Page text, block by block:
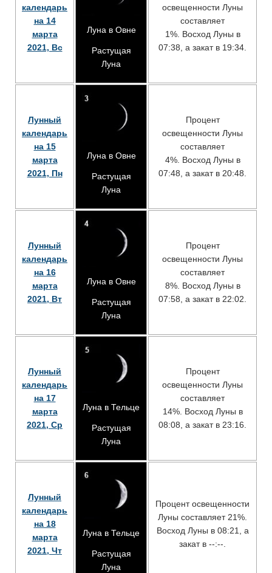
календарь
на 14
марта
2021, Вс
Луна в Овне
Растущая
Луна
освещенности Луны
составляет
1%. Восход Луны в
07:38, а закат в 19:34.
Лунный
календарь
на 15
марта
2021, Пн
Луна в Овне
Растущая
Луна
Процент
освещенности Луны
составляет
4%. Восход Луны в
07:48, а закат в 20:48.
Лунный
календарь
на 16
марта
2021, Вт
Луна в Овне
Растущая
Луна
Процент
освещенности Луны
составляет
8%. Восход Луны в
07:58, а закат в 22:02.
Лунный
календарь
на 17
марта
2021, Ср
Луна в Тельце
Растущая
Луна
Процент
освещенности Луны
составляет
14%. Восход Луны в
08:08, а закат в 23:16.
Лунный
календарь
на 18
марта
2021, Чт
Луна в Тельце
Растущая
Луна
Процент освещенности
Луны составляет 21%.
Восход Луны в 08:21, а
закат в --:--.